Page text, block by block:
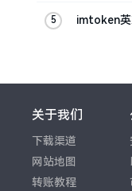
imtoken英
关于我们
下载渠道
网站地图
转账教程